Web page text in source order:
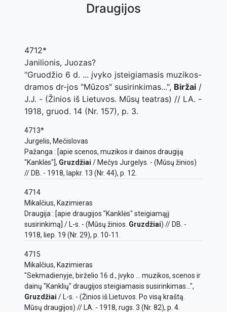
Draugijos
4712*
Janilionis, Juozas?
"Gruodžio 6 d. ... įvyko įsteigiamasis muzikos-
dramos dr-jos "Mūzos" susirinkimas...", Biržai /
J.J. - (Žinios iš Lietuvos. Mūsų teatras) // LA. -
1918, gruod. 14 (Nr. 157), p. 3.
4713*
Jurgelis, Mečislovas
Pažanga : [apie scenos, muzikos ir dainos draugiją
"Kanklės"], Gruzdžiai / Mečys Jurgelys. - (Mūsų žinios)
// DB. - 1918, lapkr. 13 (Nr. 44), p. 12.
4714
Mikalčius, Kazimieras
Draugija : [apie draugijos "Kanklės" steigiamąjį
susirinkimą] / L-s. - (Mūsų žinios. Gruzdžiai) // DB. -
1918, liep. 19 (Nr. 29), p. 10-11.
4715
Mikalčius, Kazimieras
"Sekmadienyje, birželio 16 d., įvyko ... muzikos, scenos ir
dainų "Kanklių" draugijos steigiamasis susirinkimas...",
Gruzdžiai / L-s. - (Žinios iš Lietuvos. Po visą kraštą.
Mūsų draugijos) // LA. - 1918, rugs. 3 (Nr. 82), p. 4.